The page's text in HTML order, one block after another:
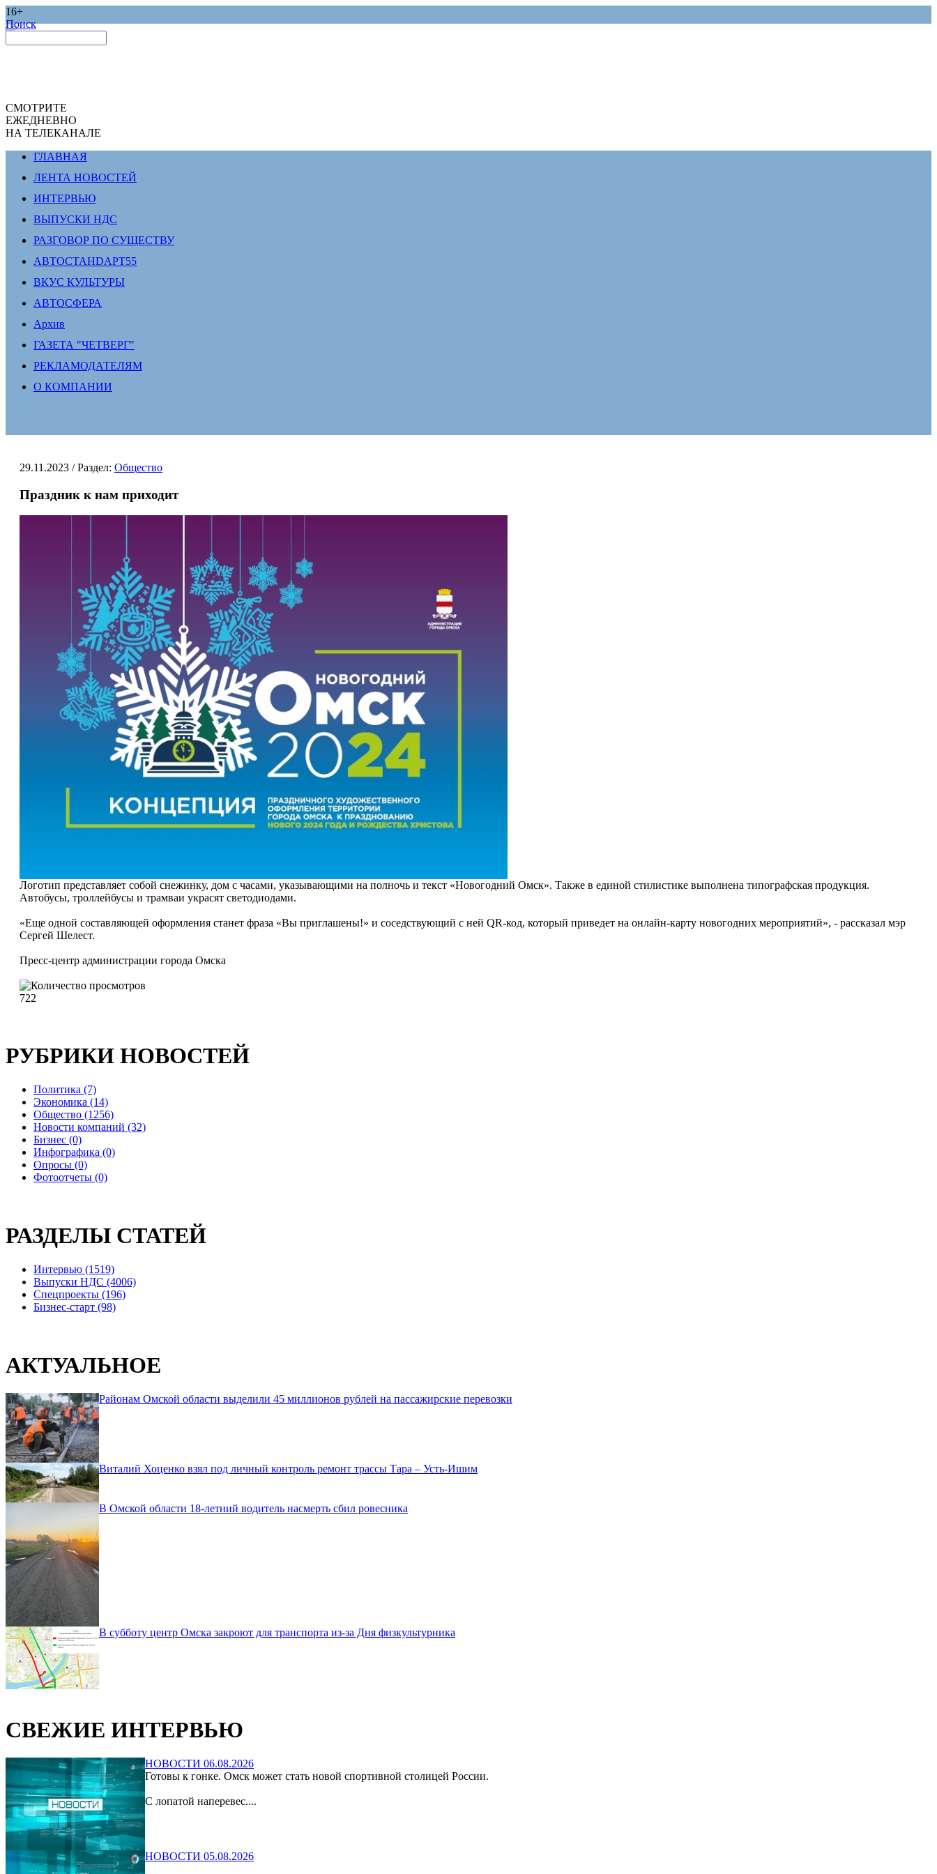
16+
Поиск
СМОТРИТЕ
ЕЖЕДНЕВНО
НА ТЕЛЕКАНАЛЕ
ГЛАВНАЯ
ЛЕНТА НОВОСТЕЙ
ИНТЕРВЬЮ
ВЫПУСКИ НДС
РАЗГОВОР ПО СУЩЕСТВУ
АВТОСТАНDАРТ55
ВКУС КУЛЬТУРЫ
АВТОСФЕРА
Архив
ГАЗЕТА "ЧЕТВЕРГ"
РЕКЛАМОДАТЕЛЯМ
О КОМПАНИИ
29.11.2023 / Раздел: Общество
Праздник к нам приходит
Логотип представляет собой снежинку, дом с часами, указывающими на полночь и текст «Новогодний Омск». Также в единой стилистике выполнена типографская продукция.
Автобусы, троллейбусы и трамваи украсят светодиодами.
«Еще одной составляющей оформления станет фраза «Вы приглашены!» и соседствующий с ней QR-код, который приведет на онлайн-карту новогодних мероприятий», - рассказал мэр
Сергей Шелест.
Пресс-центр администрации города Омска
722
РУБРИКИ НОВОСТЕЙ
Политика (7)
Экономика (14)
Общество (1256)
Новости компаний (32)
Бизнес (0)
Инфографика (0)
Опросы (0)
Фотоотчеты (0)
РАЗДЕЛЫ СТАТЕЙ
Интервью (1519)
Выпуски НДС (4006)
Спецпроекты (196)
Бизнес-старт (98)
АКТУАЛЬНОЕ
Районам Омской области выделили 45 миллионов рублей на пассажирские перевозки
Виталий Хоценко взял под личный контроль ремонт трассы Тара – Усть-Ишим
В Омской области 18-летний водитель насмерть сбил ровесника
В субботу центр Омска закроют для транспорта из-за Дня физкультурника
СВЕЖИЕ ИНТЕРВЬЮ
НОВОСТИ 06.08.2026
Готовы к гонке. Омск может стать новой спортивной столицей России.
С лопатой наперевес....
НОВОСТИ 05.08.2026